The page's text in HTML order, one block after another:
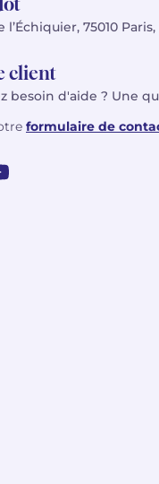
l’Échiquier, 75010
client
besoin d'aide ? Une
formulaire de